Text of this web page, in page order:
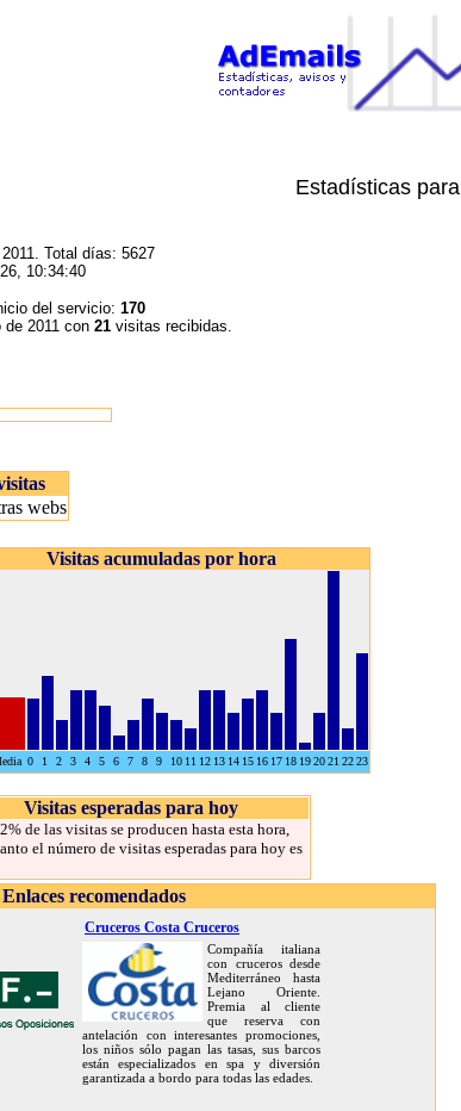
Estadísticas para
Total días: 5627
10:34:40
del servicio: 170
2011 con 21 visitas recibidas.
webs
Visitas acumuladas por hora
0 1 2 3 4 5 6 7 8 9 10 11 12 13 14 15 16 17 18 192021 2223
Visitas esperadas para hoy
de las visitas se producen hasta esta hora,
el número de visitas esperadas para hoy es
Enlaces recomendados
Cruceros Costa Cruceros
Compañía italiana
con cruceros desde
Mediterráneo hasta
Lejano Oriente.
Premia al cliente
que reserva con
antelación con interesantes promociones,
los niños sólo pagan las tasas, sus barcos
están especializados en spa y diversión
garantizada a bordo para todas las edades.